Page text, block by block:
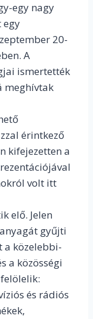
egy nagy
egy
20-
A
ismertették
meghívtak
érintkező
kifejezetten a
volt itt
elő. Jelen
gyűjti
a közelebbi-
a közösségi
és rádiós